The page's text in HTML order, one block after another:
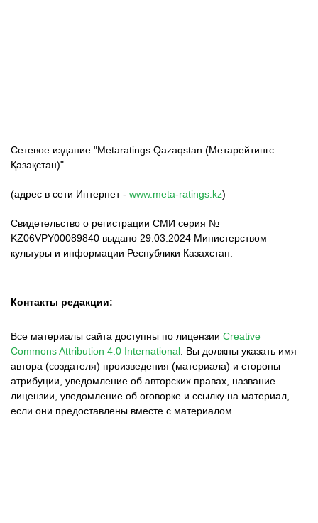
Сетевое издание "Metaratings Qazaqstan (Метарейтингс
Қазақстан)"
(адрес в сети Интернет - www.meta-ratings.kz)
Свидетельство о регистрации СМИ серия №
KZ06VPY00089840 выдано 29.03.2024 Министерством
культуры и информации Республики Казахстан.
Контакты редакции:
Все материалы сайта доступны по лицензии Creative
Commons Attribution 4.0 International Вы должны указать имя
автора (создателя) произведения (материала) и стороны
атрибуции, уведомление об авторских правах, название
лицензии, уведомление об оговорке и ссылку на материал,
если они предоставлены вместе с материалом.